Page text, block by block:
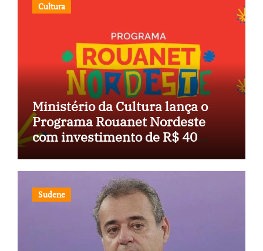
Cultura
Ministério da Cultura lança o
Programa Rouanet Nordeste
com investimento de R$ 40
Sudene